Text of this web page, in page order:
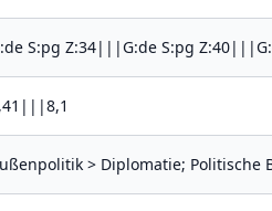
S:pg Z:34|||G:de S:pg
> Diplomatie; Politische